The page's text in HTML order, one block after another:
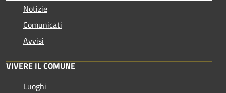
Notizie
Comunicati
Avvisi
VIVERE IL COMUNE
Luoghi